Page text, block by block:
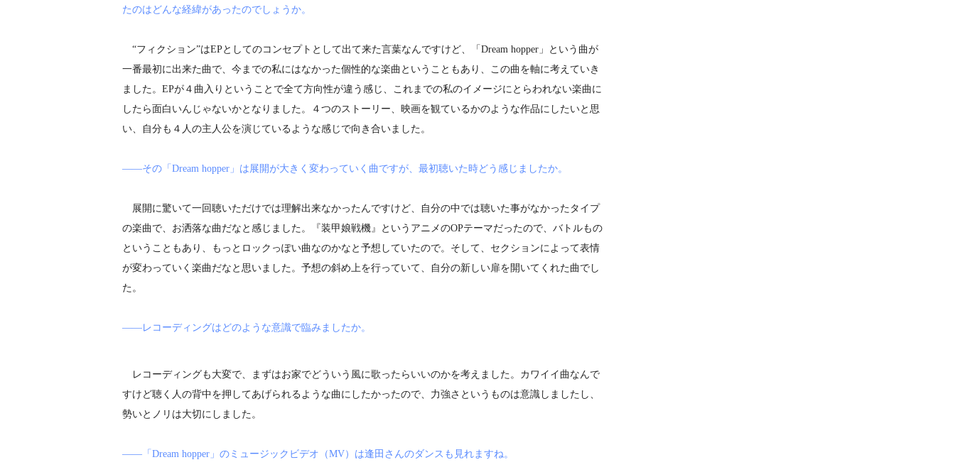
たのはどんな経緯があったのでしょうか。
“フィクション”はEPとしてのコンセプトとして出て来た言葉なんですけど、「Dream hopper」という曲が
一番最初に出来た曲で、今までの私にはなかった個性的な楽曲ということもあり、この曲を軸に考えていき
ました。EPが４曲入りということで全て方向性が違う感じ、これまでの私のイメージにとらわれない楽曲に
したら面白いんじゃないかとなりました。４つのストーリー、映画を観ているかのような作品にしたいと思
い、自分も４人の主人公を演じているような感じで向き合いました。
――その「Dream hopper」は展開が大きく変わっていく曲ですが、最初聴いた時どう感じましたか。
展開に驚いて一回聴いただけでは理解出来なかったんですけど、自分の中では聴いた事がなかったタイプ
の楽曲で、お洒落な曲だなと感じました。『装甲娘戦機』というアニメのOPテーマだったので、バトルもの
ということもあり、もっとロックっぽい曲なのかなと予想していたので。そして、セクションによって表情
が変わっていく楽曲だなと思いました。予想の斜め上を行っていて、自分の新しい扉を開いてくれた曲でし
た。
――レコーディングはどのような意識で臨みましたか。
レコーディングも大変で、まずはお家でどういう風に歌ったらいいのかを考えました。カワイイ曲なんで
すけど聴く人の背中を押してあげられるような曲にしたかったので、力強さというものは意識しましたし、
勢いとノリは大切にしました。
――「Dream hopper」のミュージックビデオ（MV）は逢田さんのダンスも見れますね。